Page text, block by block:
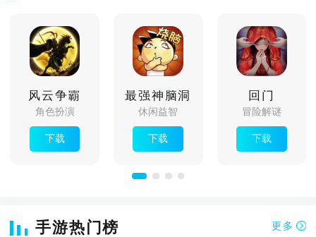
风云争霸
角色扮演
下载
最强神脑洞
休闲益智
下载
回门
冒险解谜
下载
手游热门榜 更多